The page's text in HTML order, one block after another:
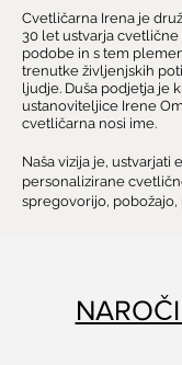
Cvetličarna Irena je
30 let ustvarja
podobe in s tem
trenutke življenjskih
ljudje. Duša podjetja je
ustanoviteljice Irene
cvetličarna nosi ime.
Naša vizija je, ustvarjati
personalizirane
spregovorijo, pobožajo,